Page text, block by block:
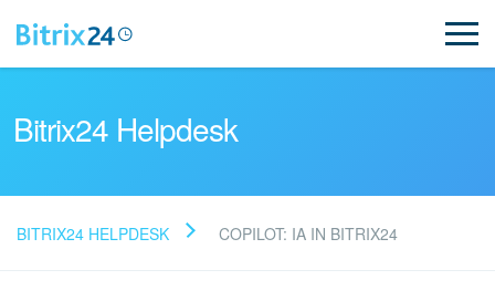
Bitrix24 Helpdesk
BITRIX24 HELPDESK COPILOT: IA IN BITRIX24